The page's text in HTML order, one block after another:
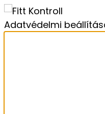
Adatvédelmi